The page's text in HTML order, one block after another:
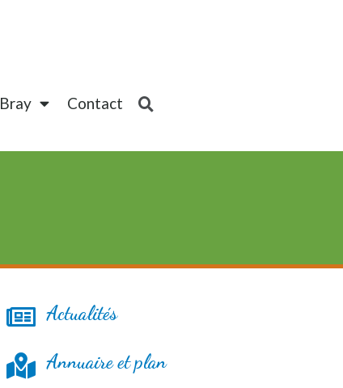
Contact
Actualités
Annuaire et plan